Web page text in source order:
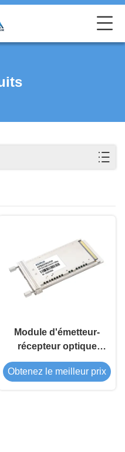
Module d'émetteur-
récepteur optique
cohérent CFP DCO
200G
Obtenez le meilleur prix